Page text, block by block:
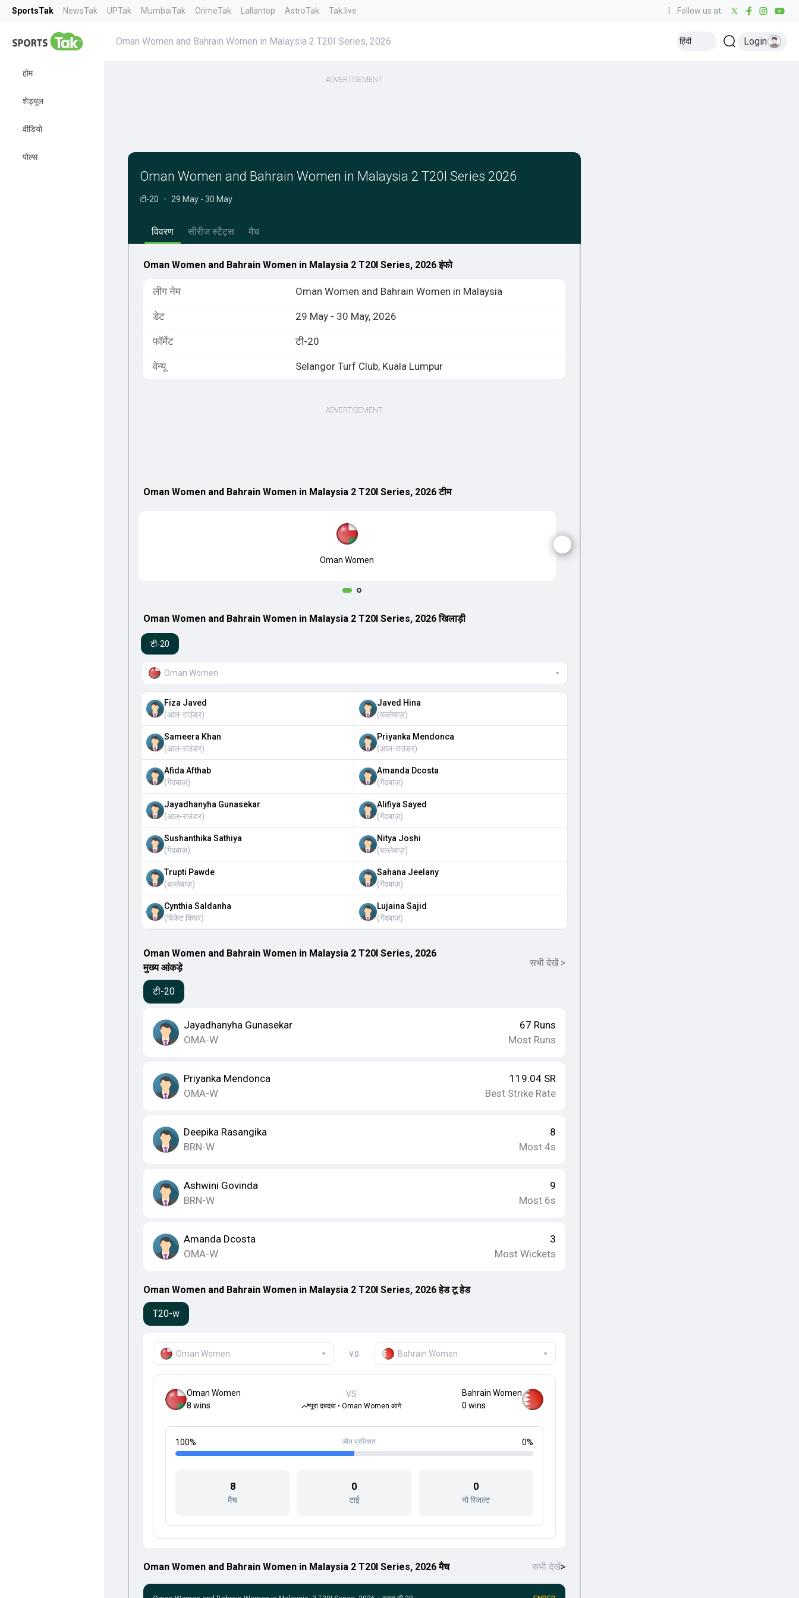
SportsTak NewsTak UPTak MumbaiTak CrimeTak Lallantop AstroTak Tak.live Follow us at:
होम
शेड्यूल
वीडियो
पोल्स
Oman Women and Bahrain Women in Malaysia 2 T20I Series, 2026 हिंदी Login
Oman Women and Bahrain Women in Malaysia 2 T20I Series 2026
टी-20 • 29 May - 30 May
विवरण सीरीज स्टैट्स मैच
Oman Women and Bahrain Women in Malaysia 2 T20I Series, 2026 इंफो
लीग नेम Oman Women and Bahrain Women in Malaysia
डेट 29 May - 30 May, 2026
फॉर्मेट टी-20
वेन्यू Selangor Turf Club, Kuala Lumpur
Oman Women and Bahrain Women in Malaysia 2 T20I Series, 2026 टीम
Oman Women
Oman Women and Bahrain Women in Malaysia 2 T20I Series, 2026 खिलाड़ी
टी-20
Oman Women ▾
Fiza Javed
(आल-राउंडर)
Javed Hina
(बल्लेबाज़)
Sameera Khan
(आल-राउंडर)
Priyanka Mendonca
(आल-राउंडर)
Afida Afthab
(गेंदबाज़)
Amanda Dcosta
(गेंदबाज़)
Jayadhanyha Gunasekar
(आल-राउंडर)
Alifiya Sayed
(गेंदबाज़)
Sushanthika Sathiya
(गेंदबाज़)
Nitya Joshi
(बल्लेबाज़)
Trupti Pawde
(बल्लेबाज़)
Sahana Jeelany
(गेंदबाज़)
Cynthia Saldanha
(विकेट किपर)
Lujaina Sajid
(गेंदबाज़)
Oman Women and Bahrain Women in Malaysia 2 T20I Series, 2026
मुख्य आंकड़े
सभी देखें>
टी-20
Jayadhanyha Gunasekar
OMA-W
67 Runs
Most Runs
Priyanka Mendonca
OMA-W
119.04SR
Best Strike Rate
Deepika Rasangika
BRN-W
8
Most 4s
Ashwini Govinda
BRN-W
9
Most 6s
Amanda Dcosta
OMA-W
3
Most Wickets
Oman Women and Bahrain Women in Malaysia 2 T20I Series, 2026 हेड टू हेड
T20-w
Oman Women ▾ vs Bahrain Women ▾
Oman Women
8 wins
VS
पूरा दबदबा • Oman Women आगे
Bahrain Women
0 wins
100% जीत प्रतिशत 0%
8
मैच
0
टाई
0
नो रिजल्ट
Oman Women and Bahrain Women in Malaysia 2 T20I Series, 2026 मैच सभी देखें>